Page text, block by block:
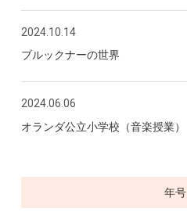
2024.10.14
ブルックナーの世界
2024.06.06
オランダ公立小学校（音楽授業）
年号